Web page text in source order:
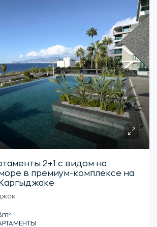
2+1 с видом на
в премиум-комплексе на
m²